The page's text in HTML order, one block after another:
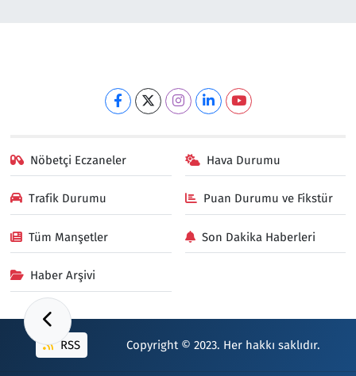
Nöbetçi Eczaneler Hava Durumu
Trafik Durumu Puan Durumu ve Fikstür
Tüm Manşetler Son Dakika Haberleri
Haber Arşivi
RSS Copyright © 2023. Her hakkı saklıdır.